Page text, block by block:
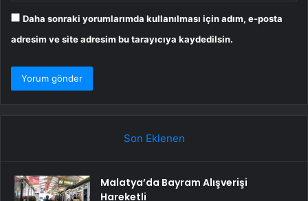
Daha sonraki yorumlarımda kullanılması için adım, e-posta
adresim ve site adresim bu tarayıcıya kaydedilsin.
Son Eklenen
Malatya’da Bayram Alışverişi
Hareketli